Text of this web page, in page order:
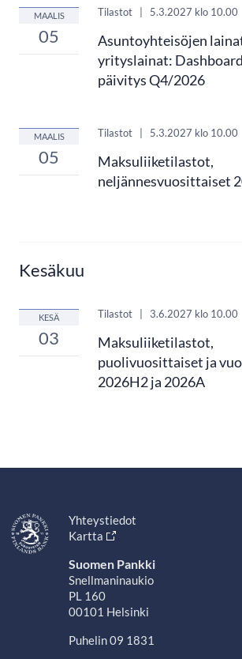
MAALIS
05
Tilastot | 5.3.2027 klo 10.00
Asuntoyhteisöjen
yrityslainat:
päivitys Q4/2026
MAALIS
05
Tilastot 5.3.2027 klo 10.00
Maksuliiketilastot,
neljännesvuosittaiset
Kesäkuu
KESÄ
03
Tilastot 3.6.2027 klo 10.00
Maksuliiketilastot,
puolivuosittaiset ja
2026H2 ja 2026A
Yhteystiedot
Kartta
Suomen Pankki
Snellmaninaukio
PL 160
00101 Helsinki
Puhelin 09 1831